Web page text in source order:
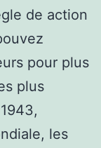
de action
pour plus
plus
les